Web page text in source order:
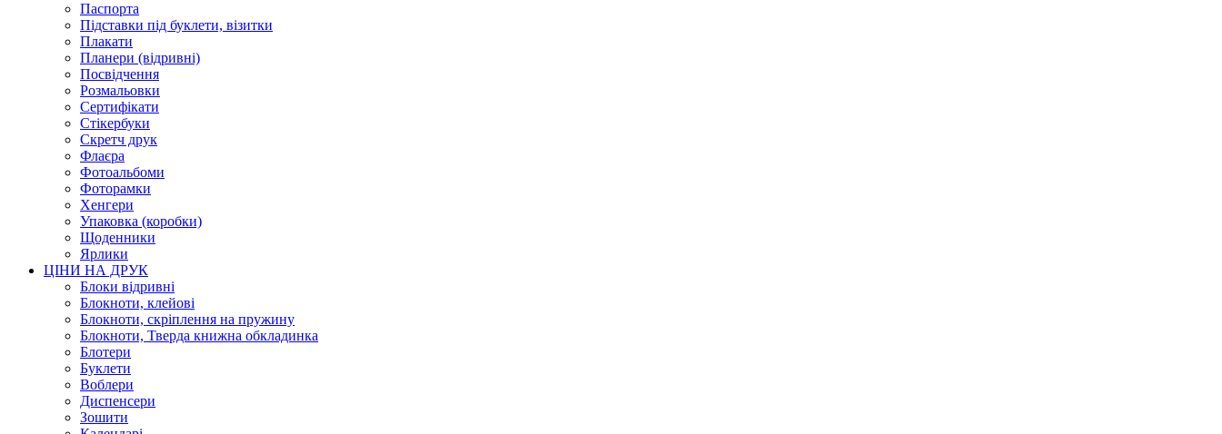
Паспорта
Підставки під буклети, візитки
Плакати
Планери (відривні)
Посвідчення
Розмальовки
Сертифікати
Стікербуки
Скретч друк
Флаєра
Фотоальбоми
Фоторамки
Хенгери
Упаковка (коробки)
Щоденники
Ярлики
ЦІНИ НА ДРУК
Блоки відривні
Блокноти, клейові
Блокноти, скріплення на пружину
Блокноти, Тверда книжна обкладинка
Блотери
Буклети
Воблери
Диспенсери
Зошити